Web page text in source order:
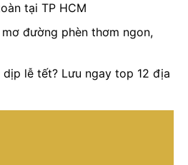
tại TP HCM
đường phèn thơm ngon,
lễ tết? Lưu ngay top 12 địa